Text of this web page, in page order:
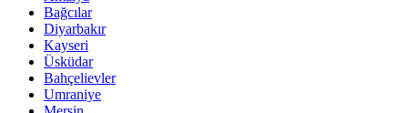
Bağcılar
Diyarbakır
Kayseri
Üsküdar
Bahçelievler
Umraniye